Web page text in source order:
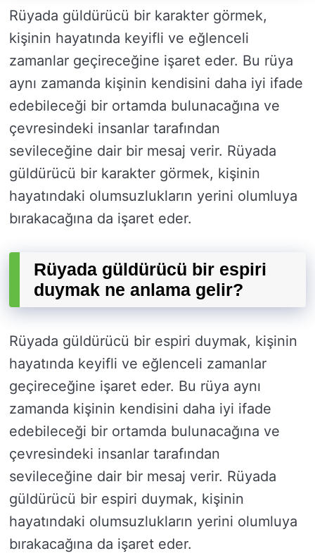
Rüyada güldürücü bir karakter görmek,
kişinin hayatında keyifli ve eğlenceli
zamanlar geçireceğine işaret eder. Bu rüya
aynı zamanda kişinin kendisini daha iyi ifade
edebileceği bir ortamda bulunacağına ve
çevresindeki insanlar tarafından
sevileceğine dair bir mesaj verir. Rüyada
güldürücü bir karakter görmek, kişinin
hayatındaki olumsuzlukların yerini olumluya
bırakacağına da işaret eder.
Rüyada güldürücü bir espiri
duymak ne anlama gelir?
Rüyada güldürücü bir espiri duymak, kişinin
hayatında keyifli ve eğlenceli zamanlar
geçireceğine işaret eder. Bu rüya aynı
zamanda kişinin kendisini daha iyi ifade
edebileceği bir ortamda bulunacağına ve
çevresindeki insanlar tarafından
sevileceğine dair bir mesaj verir. Rüyada
güldürücü bir espiri duymak, kişinin
hayatındaki olumsuzlukların yerini olumluya
bırakacağına da işaret eder.